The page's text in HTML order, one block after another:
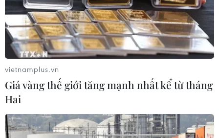
10/03/2026 04:44
Chuyện hi hữu tại Nhật Bản: 6 học
sinh nhập viện sau khi ăn pizza
17/02/2026 11:46
Anh: Có điều gì đặc biệt trong bữa ăn
trưa Chủ Nhật đắt hàng nhất thế
vietnamplus.vn
Giá vàng thế giới tăng mạnh nhất kể từ tháng
Hai